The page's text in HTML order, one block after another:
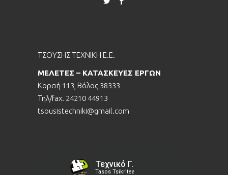
ΤΣΟΥΣΗΣ ΤΕΧΝΙΚΗ Ε.Ε.
ΜΕΛΕΤΕΣ – ΚΑΤΑΣΚΕΥΕΣ ΕΡΓΩΝ
Κοραή 113, Βόλος 38333
Τηλ/fax. 24210 44913
tsousistechniki@gmail.com